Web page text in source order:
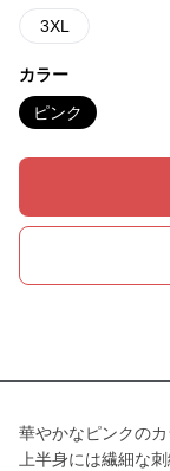
3XL
カラー
ピンク
華やかなピンクの
上半身には繊細な